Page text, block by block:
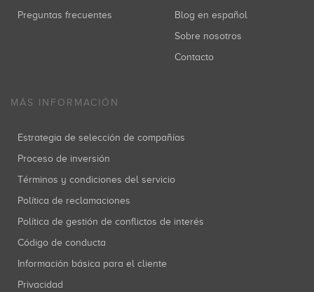
Preguntas frecuentes
Blog en español
Sobre nosotros
Contacto
MÁS INFORMACIÓN
Estrategia de selección de compañías
Proceso de inversión
Términos y condiciones del servicio
Política de reclamaciones
Política de gestión de conflictos de interés
Código de conducta
Información básica para el cliente
Privacidad